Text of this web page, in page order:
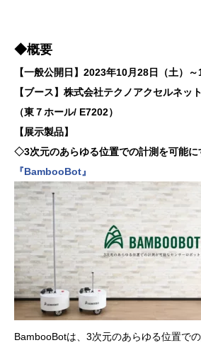
◆概要
【一般公開日】2023年10月28日（土）～
【ブース】株式会社テクノアクセルネッ
（東７ホール/ E7202）
【展示製品】
◇3次元のあらゆる位置での計測を可能に
『BambooBot』
BambooBotは、3次元のあらゆる位置で